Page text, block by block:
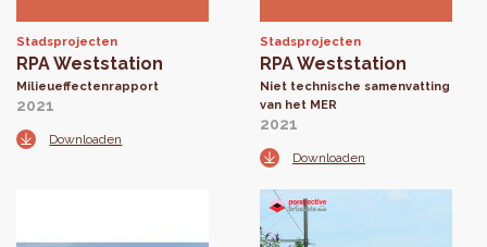
Stadsprojecten
RPA Weststation
Milieueffectenrapport
2021
Downloaden
Stadsprojecten
RPA Weststation
Niet technische samenvatting
van het MER
2021
Downloaden